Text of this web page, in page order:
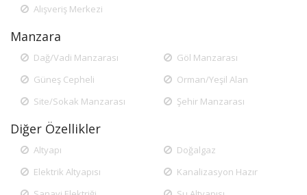
Alışveriş Merkezi
Manzara
Dağ/Vadi Manzarası
Göl Manzarası
Güneş Cepheli
Orman/Yeşil Alan
Site/Sokak Manzarası
Şehir Manzarası
Diğer Özellikler
Altyapı
Doğalgaz
Elektrik Altyapısı
Kanalizasyon Hazır